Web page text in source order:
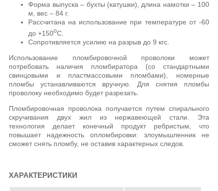
Форма выпуска – бухты (катушки), длина намотки – 100
м, вес – 84 г.
Рассчитана на использование при температуре от -60
до +150оС.
Сопротивляется усилию на разрыв до 9 кгс.
Использование пломбировочной проволоки может
потребовать наличия пломбиратора (со стандартными
свинцовыми и пластмассовыми пломбами), номерные
пломбы устанавливаются вручную. Для снятия пломбы
проволоку необходимо будет разрезать.
Пломбировочная проволока получается путем спирального
скручивания двух жил из нержавеющей стали. Эта
технология делает конечный продукт ребристым, что
повышает надежность опломбировки: злоумышленник не
сможет снять пломбу, не оставив характерных следов.
ХАРАКТЕРИСТИКИ